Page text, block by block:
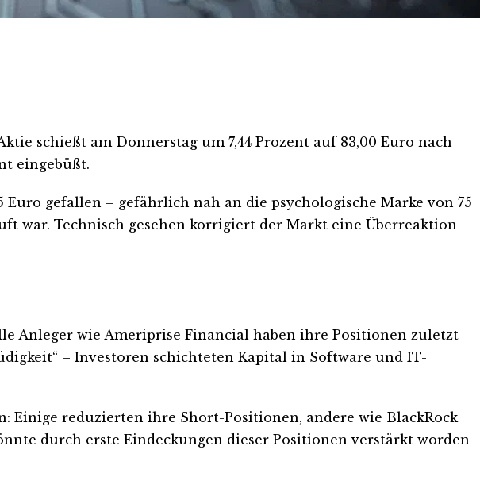
schießt am Donnerstag um 7,44 Prozent auf 83,00 Euro nach
eingebüßt.
gefallen – gefährlich nah an die psychologische Marke von 75
war. Technisch gesehen korrigiert der Markt eine Überreaktion
wie Ameriprise Financial haben ihre Positionen zuletzt
– Investoren schichteten Kapital in Software und IT-
Einige reduzierten ihre Short-Positionen, andere wie BlackRock
durch erste Eindeckungen dieser Positionen verstärkt worden